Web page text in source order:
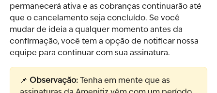
permanecerá ativa e as cobranças continuarão até
que o cancelamento seja concluído. Se você
mudar de ideia a qualquer momento antes da
confirmação, você tem a opção de notificar nossa
equipe para continuar com sua assinatura.
📌 Observação: Tenha em mente que as